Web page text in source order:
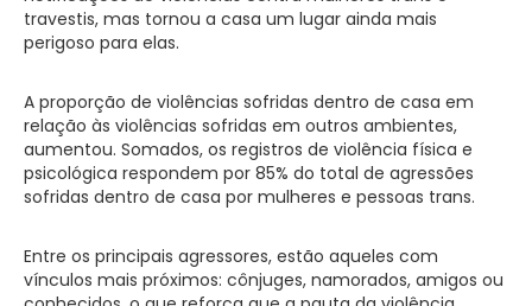
travestis, mas tornou a casa um lugar ainda mais
perigoso para elas.
A proporção de violências sofridas dentro de casa em
relação às violências sofridas em outros ambientes,
aumentou. Somados, os registros de violência física e
psicológica respondem por 85% do total de agressões
sofridas dentro de casa por mulheres e pessoas trans.
Entre os principais agressores, estão aqueles com
vínculos mais próximos: cônjuges, namorados, amigos ou